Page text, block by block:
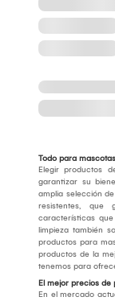
Todo para
Elegir productos
garantizar su
amplia selección de
resistentes, que
características
limpieza también
productos para
productos de la
tenemos para
El mejor precios
En el mercado